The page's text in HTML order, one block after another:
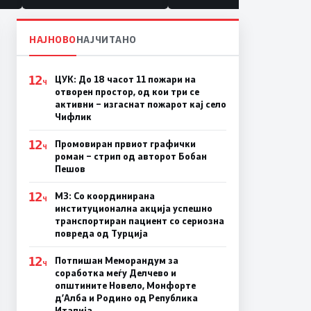
НАЈНОВОНАЈЧИТАНО
12Ч
ЦУК: До 18 часот 11 пожари на
отворен простор, од кои три се
активни – изгаснат пожарот кај село
Чифлик
12Ч
Промовиран првиот графички
роман – стрип од авторот Бобан
Пешов
12Ч
МЗ: Со координирана
институционална акција успешно
транспортиран пациент со сериозна
повреда од Турција
12Ч
Потпишан Меморандум за
соработка меѓу Делчево и
општините Новело, Монфорте
д’Алба и Родино од Република